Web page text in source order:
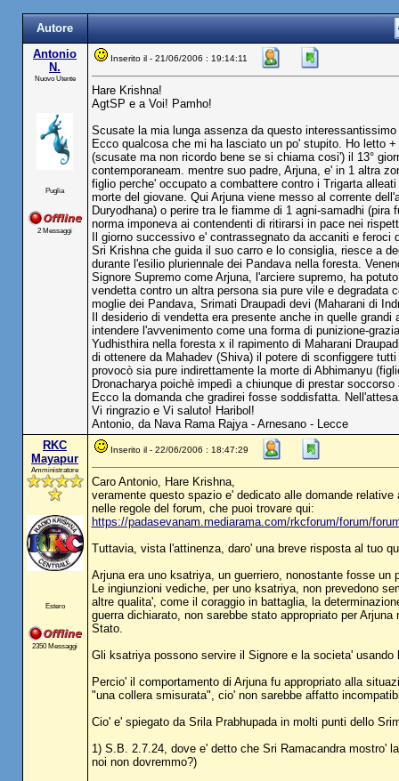
Autore
Antonio
N.
Nuovo Utente
Puglia
2 Messaggi
Inserito il - 21/06/2006 : 19:14:11
Hare Krishna!
AgtSP e a Voi! Pamho!
Scusate la mia lunga assenza da questo interessantissimo
Ecco qualcosa che mi ha lasciato un po' stupito. Ho letto
(scusate ma non ricordo bene se si chiama cosi') il 13°
contemporaneam. mentre suo padre, Arjuna, e' in 1 altra
figlio perche' occupato a combattere contro i Trigarta
morte del giovane. Qui Arjuna viene messo al corrente
Duryodhana) o perire tra le fiamme di 1 agni-samadhi
norma imponeva ai contendenti di ritirarsi in pace nei
Il giorno successivo e' contrassegnato da accaniti e
Sri Krishna che guida il suo carro e lo consiglia, riesce a
durante l'esilio pluriennale dei Pandava nella foresta.
Signore Supremo come Arjuna, l'arciere supremo, ha
vendetta contro un altra persona sia pure vile e degradata
moglie dei Pandava, Srimati Draupadi devi (Maharani di
Il desiderio di vendetta era presente anche in quelle
intendere l'avvenimento come una forma di punizione-
Yudhisthira nella foresta x il rapimento di Maharani
di ottenere da Mahadev (Shiva) il potere di sconfiggere
provocò sia pure indirettamente la morte di Abhimanyu
Dronacharya poichè impedì a chiunque di prestar
Ecco la domanda che gradirei fosse soddisfatta.
Vi ringrazio e Vi saluto! Haribol!
Antonio, da Nava Rama Rajya - Arnesano - Lecce
RKC
Mayapur
Amministratore
Estero
2350 Messaggi
Inserito il - 22/06/2006 : 18:47:29
Caro Antonio, Hare Krishna,
veramente questo spazio e' dedicato alle domande
nelle regole del forum, che puoi trovare qui:
https://padasevanam.mediarama.com/rkcforum/forum/
Tuttavia, vista l'attinenza, daro' una breve risposta al tuo
Arjuna era uno ksatriya, un guerriero, nonostante fosse
Le ingiunzioni vediche, per uno ksatriya, non prevedono
altre qualita', come il coraggio in battaglia, la
guerra dichiarato, non sarebbe stato appropriato per
Stato.
Gli ksatriya possono servire il Signore e la societa'
Percio' il comportamento di Arjuna fu appropriato alla
"una collera smisurata", cio' non sarebbe affatto
Cio' e' spiegato da Srila Prabhupada in molti punti dello
1) S.B. 2.7.24, dove e' detto che Sri Ramacandra mostro'
noi non dovremmo?)